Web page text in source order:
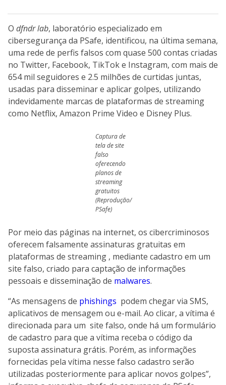
O dfndr lab, laboratório especializado em
cibersegurança da PSafe, identificou, na última semana,
uma rede de perfis falsos com quase 500 contas criadas
no Twitter, Facebook, TikTok e Instagram, com mais de
654 mil seguidores e 2.5 milhões de curtidas juntas,
usadas para disseminar e aplicar golpes, utilizando
indevidamente marcas de plataformas de streaming
como Netflix, Amazon Prime Video e Disney Plus.
Captura de
tela de site
falso
oferecendo
planos de
streaming
gratuitos
(Reprodução/
PSafe)
Por meio das páginas na internet, os cibercriminosos
oferecem falsamente assinaturas gratuitas em
plataformas de streaming , mediante cadastro em um
site falso, criado para captação de informações
pessoais e disseminação de malwares.
“As mensagens de phishings podem chegar via SMS,
aplicativos de mensagem ou e-mail. Ao clicar, a vítima é
direcionada para um site falso, onde há um formulário
de cadastro para que a vítima receba o código da
suposta assinatura grátis. Porém, as informações
fornecidas pela vítima nesse falso cadastro serão
utilizadas posteriormente para aplicar novos golpes”,